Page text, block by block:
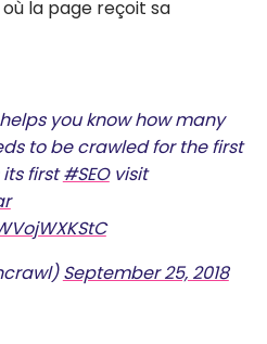
la page reçoit sa
you know how many
to be crawled for the first
first#SEOvisit
September 25, 2018